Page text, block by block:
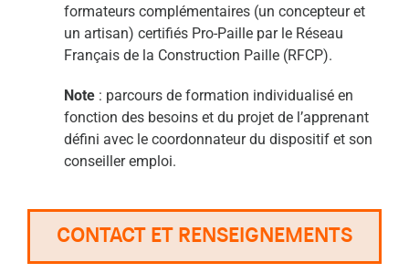
formateurs complémentaires (un concepteur et
un artisan) certifiés Pro-Paille par le Réseau
Français de la Construction Paille (RFCP).
Note: parcours de formation individualisé en
fonction des besoins et du projet de l’apprenant
défini avec le coordonnateur du dispositif et son
conseiller emploi.
CONTACT ET RENSEIGNEMENTS